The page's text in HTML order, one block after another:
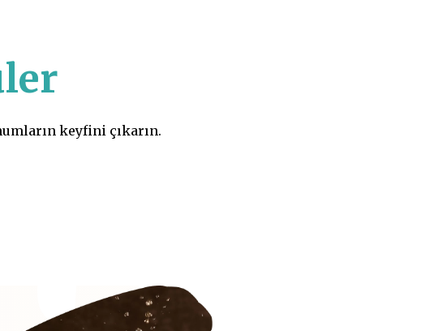
keyfini çıkarın.